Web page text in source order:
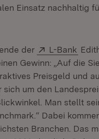
Einsatz nachhaltig
der Extern:
L-Bank
Gewinn: „Auf die
Preisgeld und
sich um den
Man stellt
Dabei
Branchen. Das